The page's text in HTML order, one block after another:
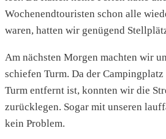
Wochenendtouristen schon alle
waren, hatten wir genügend
Am nächsten Morgen machten wir
schiefen Turm. Da der
Turm entfernt ist, konnten wir die
zurücklegen. Sogar mit unseren
kein Problem.